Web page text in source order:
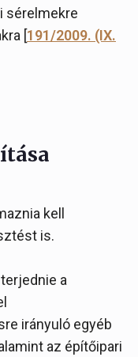
sérelmekre
[191/2009. (IX.
kell
is.
a
irányuló egyéb
az építőipari